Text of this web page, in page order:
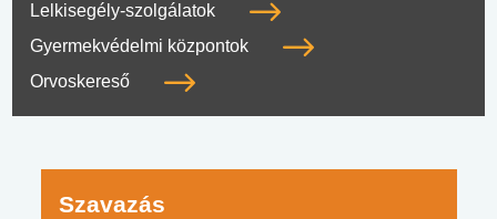
Lelkisegély-szolgálatok
Gyermekvédelmi központok
Orvoskereső
Szavazás